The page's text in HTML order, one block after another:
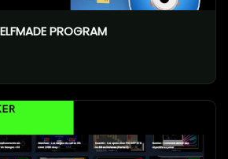
PROGRAM